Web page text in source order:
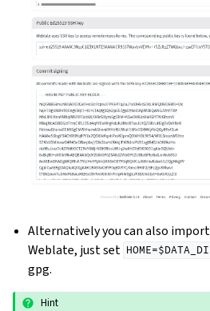
Alternatively you can also
Weblate, just set
gpg.
Hint